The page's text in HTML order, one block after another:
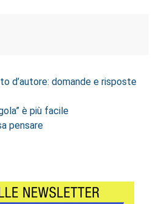
d’autore: domande e risposte
è più facile
pensare